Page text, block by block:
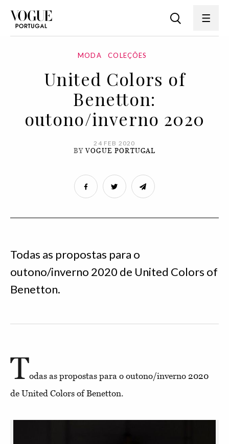
MODA COLEÇÕES
United Colors of
Benetton:
outono/inverno 2020
24 FEB 2020
BYVOGUE PORTUGAL
Todas as propostas para o
outono/inverno 2020 de United Colors of
Benetton.
Todas as propostas para o outono/inverno 2020
de United Colors of Benetton.